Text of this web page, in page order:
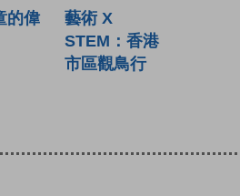
的偉
藝術 X
STEM：香港
市區觀鳥行